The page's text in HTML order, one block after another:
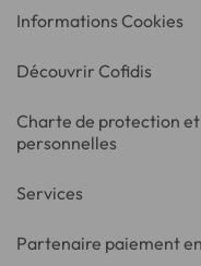
Informations Cookies
Découvrir Cofidis
Charte de protection
personnelles
Services
Partenaire paiement